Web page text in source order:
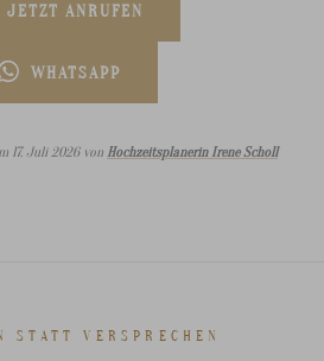
JETZT ANRUFEN
WHATSAPP
17. Juli 2026 von Hochzeitsplanerin Irene Scholl
STATT VERSPRECHEN